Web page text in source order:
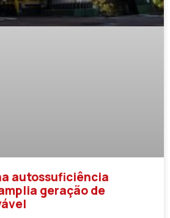
autossuficiência
geração de